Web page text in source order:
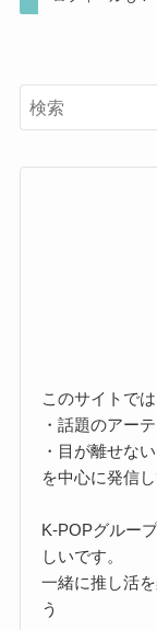
このサイトでは
・話題のアー
・目が離せな
を中心に発信し
K-POPグルー
しいです。
一緒に推し活
う